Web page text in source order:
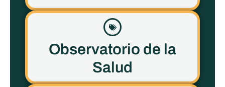
Observatorio de la
Salud